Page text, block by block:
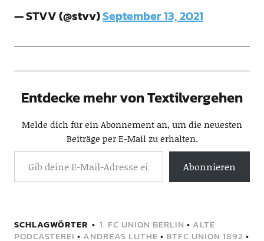
— STVV (@stvv)September 13, 2021
Entdecke mehr von Textilvergehen
Melde dich für ein Abonnement an, um die neuesten
Beiträge per E-Mail zu erhalten.
Abonnieren
SCHLAGWÖRTER 1. FC UNION BERLIN • ALTE
PODCASTEREI • ANDREAS LUTHE • BTFC UNION 1892 •